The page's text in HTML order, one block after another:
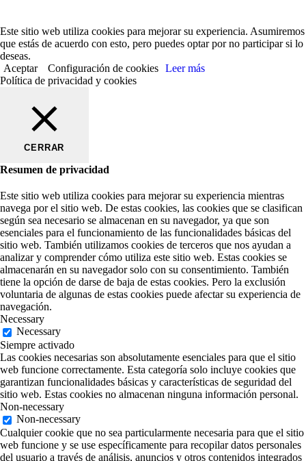
Este sitio web utiliza cookies para mejorar su experiencia. Asumiremos
que estás de acuerdo con esto, pero puedes optar por no participar si lo
deseas.
Aceptar
Configuración de cookies Leer más
Política de privacidad y cookies
CERRAR
Resumen de privacidad
Este sitio web utiliza cookies para mejorar su experiencia mientras
navega por el sitio web. De estas cookies, las cookies que se clasifican
según sea necesario se almacenan en su navegador, ya que son
esenciales para el funcionamiento de las funcionalidades básicas del
sitio web. También utilizamos cookies de terceros que nos ayudan a
analizar y comprender cómo utiliza este sitio web. Estas cookies se
almacenarán en su navegador solo con su consentimiento. También
tiene la opción de darse de baja de estas cookies. Pero la exclusión
voluntaria de algunas de estas cookies puede afectar su experiencia de
navegación.
Necessary
Necessary
Siempre activado
Las cookies necesarias son absolutamente esenciales para que el sitio
web funcione correctamente. Esta categoría solo incluye cookies que
garantizan funcionalidades básicas y características de seguridad del
sitio web. Estas cookies no almacenan ninguna información personal.
Non-necessary
Non-necessary
Cualquier cookie que no sea particularmente necesaria para que el sitio
web funcione y se use específicamente para recopilar datos personales
del usuario a través de análisis, anuncios y otros contenidos integrados